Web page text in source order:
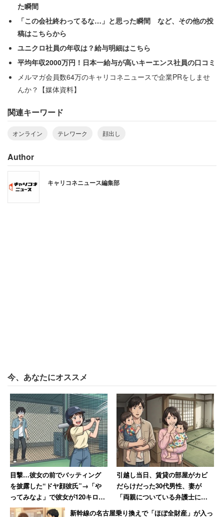
表現があるので、言葉には注意いただきたい」（36
歳）
といった声も寄せられている。
さらに、出社をしていた頃よりも上司からの言動に「スト
イン上でのコミュニケーションで、上司に気を付けてほし
「オンラインの用語などを説明しなければいけない
ので勉強していてほしい」（28歳）
「オンライン飲み会の必要性。お酒は特別好きとい
うわけではないから。わざわざ買いに行くのも面
た瞬間
「この会社終わってるな…」と思った瞬間 など、その他の投
稿はこちらから
ユニクロ社員の年収は？給与明細はこちら
平均年収2000万円！日本一給与が高いキーエンス社員の口コミ
メルマガ会員数64万のキャリコネニュースで企業PRをしませ
んか？【媒体資料】
関連キーワード
オンライン テレワーク 顔出し
Author
キャリコネニュース編集部
今、あなたにオススメ
目撃…彼女の前でバッティング
を披露した“ドヤ顔彼氏”→「や
ってみなよ」で彼女が120キロを
打ちまくる展開に「天性の運動
引越し当日、賃貸の部屋がカビ
だらけだった30代男性、妻が
「両親についている弁護士に相
談しますね」と反撃した結果
新幹線の名古屋乗り換えで「ほぼ全財産」が入っ